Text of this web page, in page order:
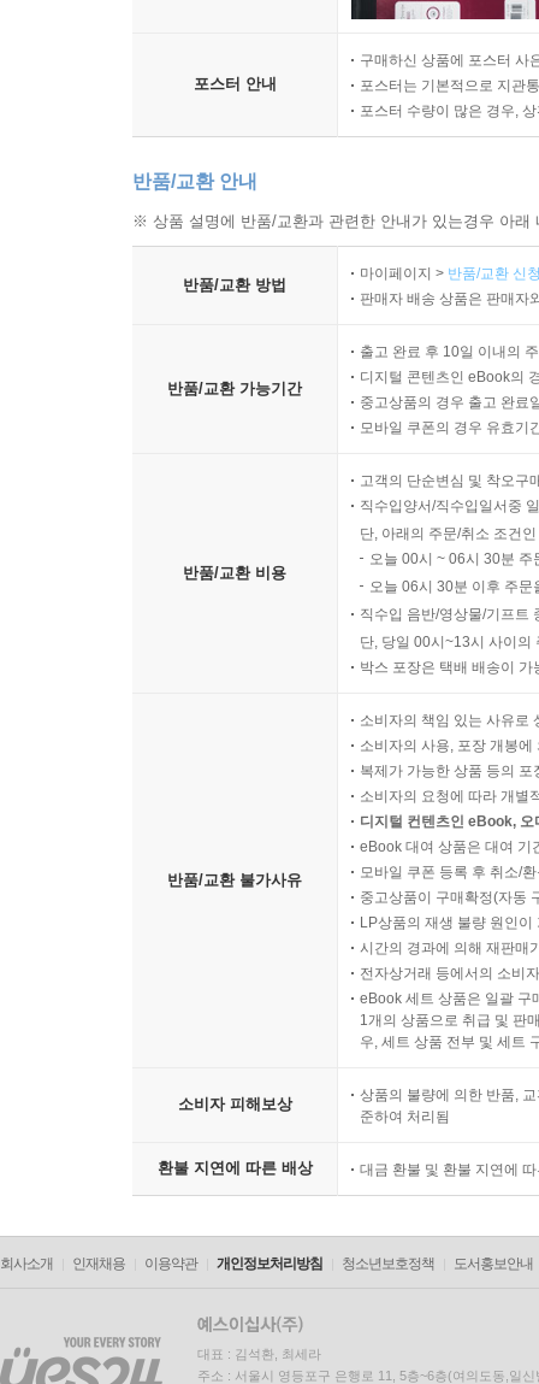
포스터 안내
구매하신 상품에 포스터 사
포스터는 기본적으로 지관
포스터 수량이 많은 경우,
반품/교환 안내
※ 상품 설명에 반품/교환과 관련한 안내가 있는경우 아
반품/교환 방법
마이페이지 > 반품/교환 신
판매자 배송 상품은 판매자
반품/교환 가능기간
출고 완료 후 10일 이내의
디지털 콘텐츠인 eBook의
중고상품의 경우 출고 완료
모바일 쿠폰의 경우 유효기
반품/교환 비용
고객의 단순변심 및 착오구
직수입양서/직수입일서중
단, 아래의 주문/취소 조건
오늘 00시 ~ 06시 30분
오늘 06시 30분 이후 주
직수입 음반/영상물/기프트
단, 당일 00시~13시 사이의
박스 포장은 택배 배송이
반품/교환 불가사유
소비자의 책임 있는 사유로
소비자의 사용, 포장 개봉
복제가 가능한 상품 등의
소비자의 요청에 따라 개별
디지털 컨텐츠인 eBook,
eBook 대여 상품은 대여 기
모바일 쿠폰 등록 후 취소/
중고상품이 구매확정(자동
LP상품의 재생 불량 원인
시간의 경과에 의해 재판매
전자상거래 등에서의 소비
eBook 세트 상품은 일괄 구
1개의 상품으로 취급 및 판
우, 세트 상품 전부 및 세트
소비자 피해보상
상품의 불량에 의한 반품,
준하여 처리됨
환불 지연에 따른 배상 대금 환불 및 환불 지연에
회사소개 인재채용 이용약관 개인정보처리방침 청소년보호정책 도서홍보안내
대표 : 김석환, 최세라
주소 : 서울시 영등포구 은행로 11, 5층~6층(여의도동,일신